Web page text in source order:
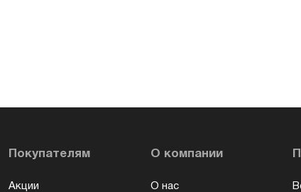
Покупателям
Акции
О компании
О нас